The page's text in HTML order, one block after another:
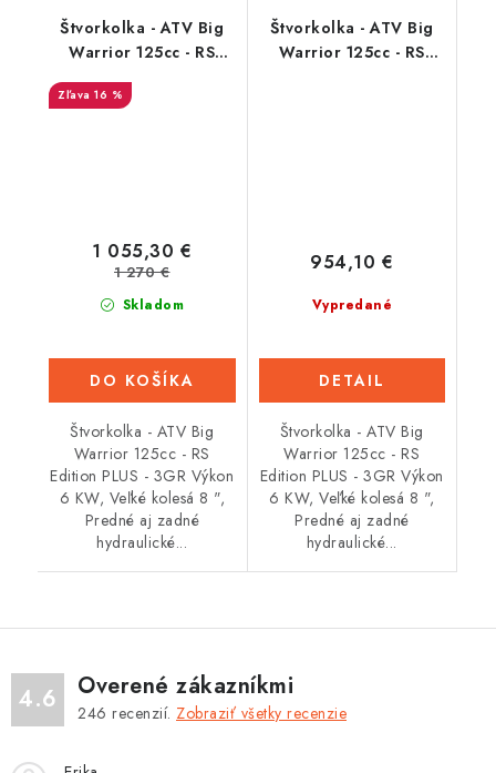
Štvorkolka - ATV Big
Warrior 125cc - RS
Edition PLUS - 3GR -
Oranžová
16 %
Skladom
1 055,30 €
1 270 €
DO KOŠÍKA
Štvorkolka - ATV Big
Warrior 125cc - RS
Edition PLUS - 3GR Výkon
6 KW, Veľké kolesá 8 ",
Predné aj zadné
hydraulické...
Štvorkolka - ATV Big
Warrior 125cc - RS
Vypredané
954,10 €
DETAIL
Štvorkolka - ATV Big
Warrior 125cc - RS
Edition PLUS - 3GR Výkon
6 KW, Veľké kolesá 8 ",
Predné aj zadné
hydraulické...
4.6 Overené zákazníkmi
246 recenzií. Zobraziť všetky recenzie